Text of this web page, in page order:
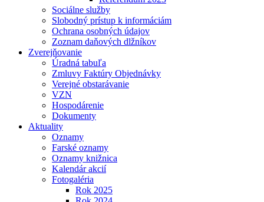
Sociálne služby
Slobodný prístup k informáciám
Ochrana osobných údajov
Zoznam daňových dlžníkov
Zverejňovanie
Úradná tabuľa
Zmluvy Faktúry Objednávky
Verejné obstarávanie
VZN
Hospodárenie
Dokumenty
Aktuality
Oznamy
Farské oznamy
Oznamy knižnica
Kalendár akcií
Fotogaléria
Rok 2025